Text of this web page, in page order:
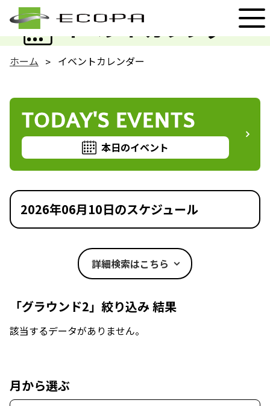
イベントカレンダー
EVENT
ホーム イベントカレンダー
TODAY'S EVENTS
本日のイベント
2026年06月10日のスケジュール
詳細検索はこちら
「グラウンド2」絞り込み 結果
該当するデータがありません。
月から選ぶ